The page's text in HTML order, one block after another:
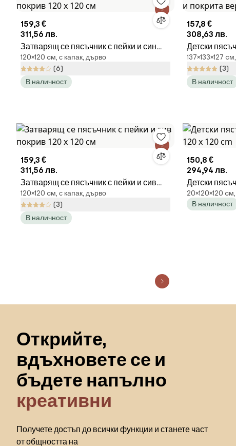
159,3 €
311,56 лв.
Затварящ се пясъчник с пейки и син
покрив 120 х 120 см
120×120 cм, с капак, дърво
(6)
В наличност
157,8 €
308,63 лв.
Детски
покрита
137×133×127
(3)
В наличност
159,3 €
311,56 лв.
Затварящ се пясъчник с пейки и сив
покрив 120 х 120 см
120×120 cм, с капак, дърво
(3)
В наличност
150,8 €
294,94 лв.
Детски
120 cm
20×120×120
В наличност
Открийте,
вдъхновете се и
бъдете напълно
креативни
Получете достъп до всички функции и станете част
от общността на